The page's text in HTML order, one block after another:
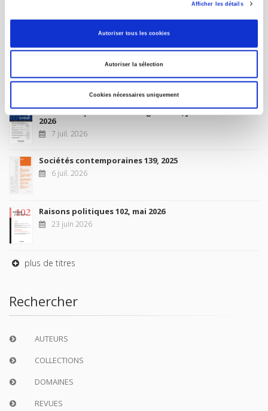
Afficher les détails
Autoriser tous les cookies
Autoriser la sélection
Cookies nécessaires uniquement
Revue française de science politique 76-2, avril-juin
10 juil. 2026
Revue française de sociologie 66 3/4, juillet-décembre
2026
7 juil. 2026
Sociétés contemporaines 139, 2025
6 juil. 2026
Raisons politiques 102, mai 2026
23 juin 2026
plus de titres
Rechercher
AUTEURS
COLLECTIONS
DOMAINES
REVUES